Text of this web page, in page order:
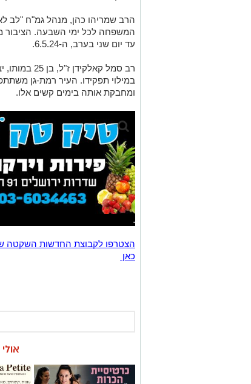
הרב שמריהו כהן, מנהל גמ"ח "לב
המשפחה לכל ימי השבעה.
עד יום שני בערב, ה-6.5.24.
רב סמל
במילוי תפקידו. העיר רמת-גן
ומחבקת אותה בימים קשים אלו.
.
כאן